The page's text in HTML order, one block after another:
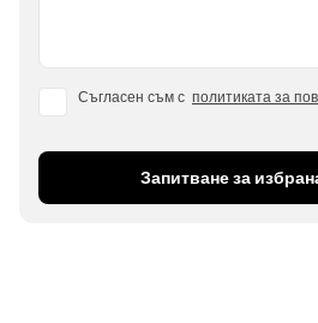
Съгласен съм с политиката за
Запитване за